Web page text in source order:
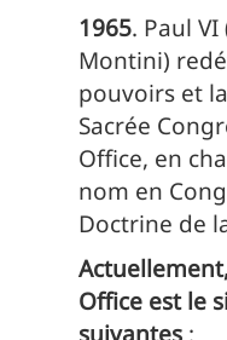
1965. Paul
Montini)
pouvoirs et
Sacrée
Office, en
nom en
Doctrine de
Office est le
suivantes :